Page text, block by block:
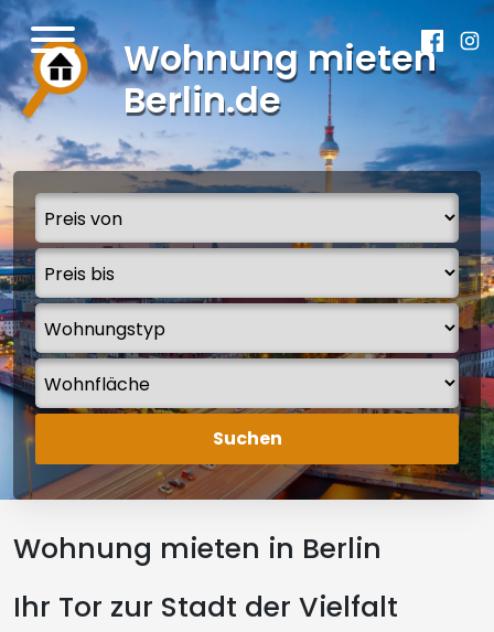
Wohnung mieten
Berlin.de
Wohnung mieten in Berlin
Ihr Tor zur Stadt der Vielfalt